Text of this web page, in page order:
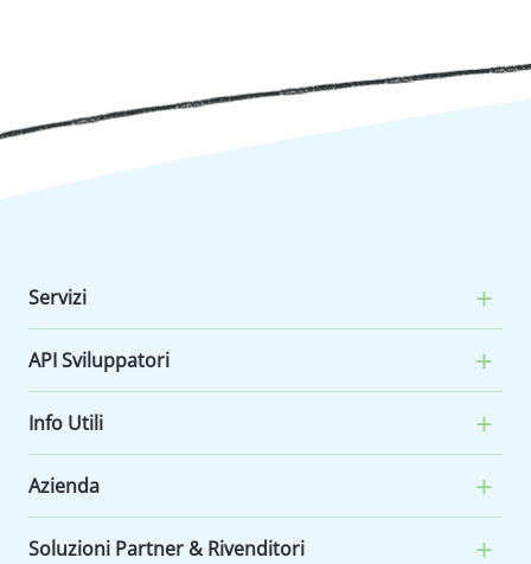
Servizi
API Sviluppatori
Info Utili
Azienda
Soluzioni Partner & Rivenditori